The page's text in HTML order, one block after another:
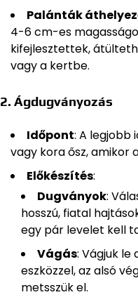
Palánták
4-6 cm-es
kifejlesztettek,
vagy a kertbe.
2. Ágdugványozás
Időpont: A legjobb
vagy kora ősz, amikor
Előkészítés:
Dugványok:
hosszú, fiatal
egy pár levelet kell
Vágás: Vágjuk le
eszközzel, az alsó
metsszük el.